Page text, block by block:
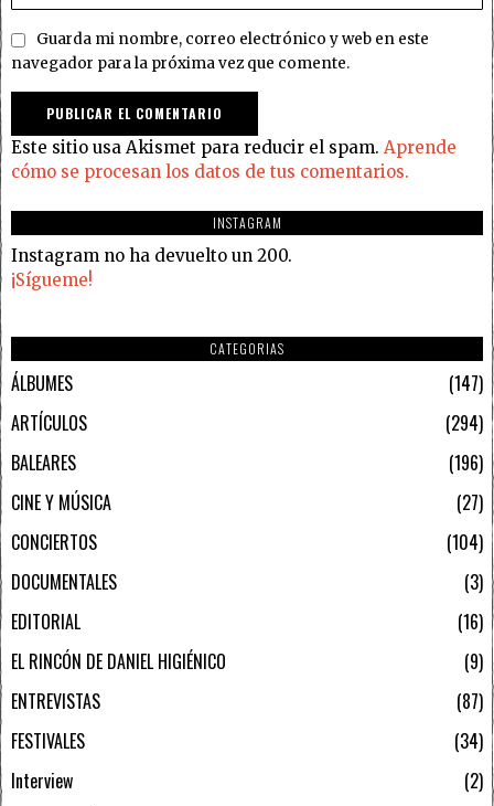
Guarda mi nombre, correo electrónico y web en este
navegador para la próxima vez que comente.
Este sitio usa Akismet para reducir el spam. Aprende
cómo se procesan los datos de tus comentarios.
INSTAGRAM
Instagram no ha devuelto un 200.
¡Sígueme!
CATEGORIAS
ÁLBUMES
147
ARTÍCULOS
294
BALEARES
196
CINE Y MÚSICA
27
CONCIERTOS
104
DOCUMENTALES
3
EDITORIAL
16
EL RINCÓN DE DANIEL HIGIÉNICO
9
ENTREVISTAS
87
FESTIVALES
34
Interview
2